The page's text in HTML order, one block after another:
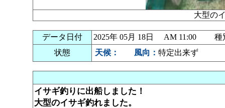
大型の
データ日付
2025年 05月 18日 AM 11:00 種
状態
天候： 風向： 特定出来ず
イサギ釣りに出船しました！
大型のイサギ釣れました。